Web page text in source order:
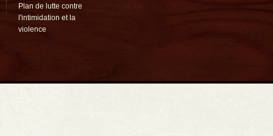
Plan de lutte contre
l'intimidation et la
violence